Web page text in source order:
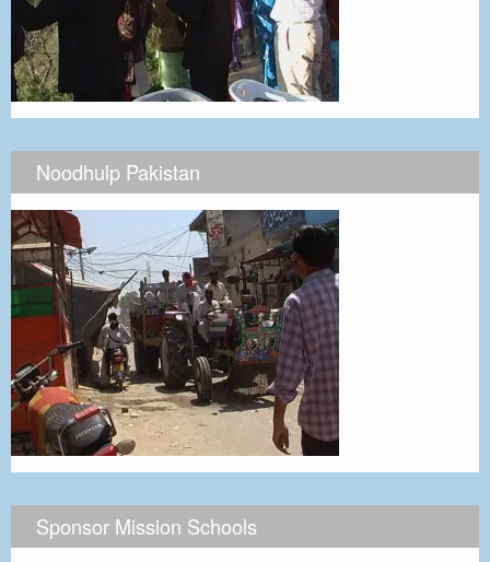
Noodhulp Pakistan
Sponsor Mission Schools